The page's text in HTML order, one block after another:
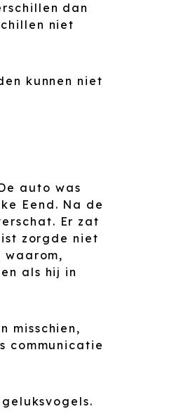
dan
niet
kunnen niet
auto was
Eend. Na de
Er zat
zorgde niet
als hij in
misschien,
communicatie